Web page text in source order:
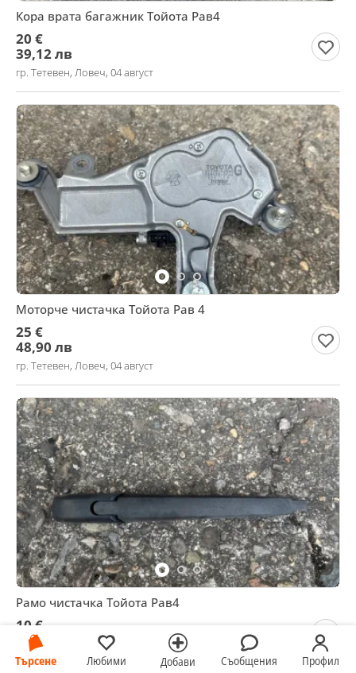
Търсене Любими Добави Съобщения Профил
Кора врата багажник Тойота Рав4
20 €
39,12 лв
гр. Тетевен, Ловеч, 04 август
Моторче чистачка Тойота Рав 4
25 €
48,90 лв
гр. Тетевен, Ловеч, 04 август
Рамо чистачка Тойота Рав4
10 €
19,56 лв
гр. Тетевен, Ловеч, 04 август